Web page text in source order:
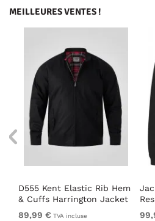
MEILLEURES VENTES !
D555 Kent Elastic Rib Hem
& Cuffs Harrington Jacket
Black
89,99 € TVA incluse